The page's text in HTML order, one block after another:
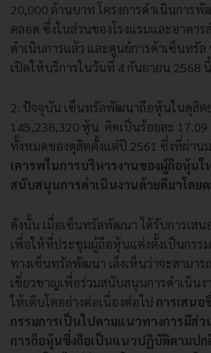
20,000 ล้านบาท โครงการดำเนินการ
ตลอด ซึ่งในส่วนของโรงแรมและอาคาร
ดำเนินการแล้ว และศูนย์การค้าเซ็นทรัล
เปิดให้บริการในวันที่ 4 กันยายน 2568 นี้
2. ปัจจุบัน เซ็นทรัลพัฒนาถือหุ้นในดุสิต
145,238,320 หุ้น คิดเป็นร้อยละ
ทั้งหมดของดุสิตตั้งแต่ปี 2561 ซึ่งที่ผ่าน
เคารพในการบริหารงานของผู้ถือหุ้นใ
สนับสนุนการดำเนินงานด้วยดีมาโดย
ดังนั้น เมื่อเซ็นทรัลพัฒนา ได้รับการเส
เพื่อให้ที่ประชุมผู้ถือหุ้นแต่งตั้งเป็นกรร
ทางเซ็นทรัลพัฒนา เล็งเห็นว่าจะสามาร
เชี่ยวชาญเพื่อร่วมสนับสนุนการดำเนินง
ให้เติบโตอย่างต่อเนื่องต่อไป การเสนอ
กรรมการเป็นไปตามแนวทางการมีส่
การถือหุ้นซึ่งถือเป็นแนวปฏิบัติตามปก